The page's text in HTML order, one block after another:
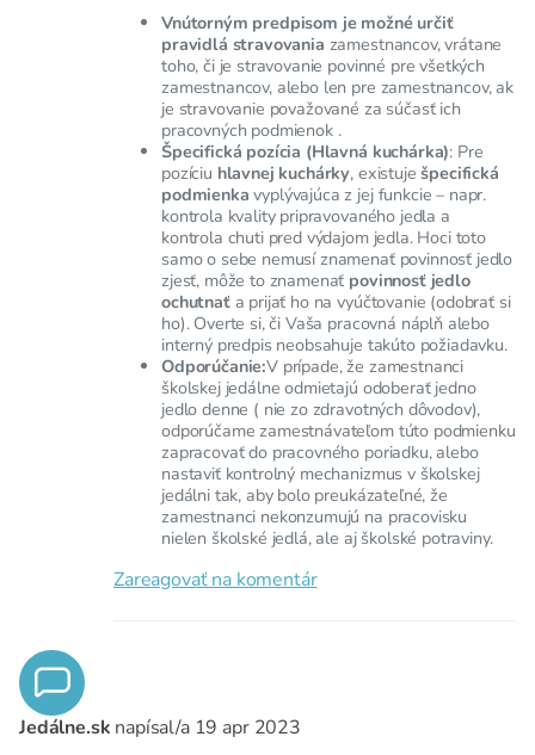
Vnútorným predpisom je možné určiť
pravidlá stravovania zamestnancov, vrátane
toho, či je stravovanie povinné pre všetkých
zamestnancov, alebo len pre zamestnancov, ak
je stravovanie považované za súčasť ich
pracovných podmienok .
Špecifická pozícia (Hlavná kuchárka): Pre
pozíciu hlavnej kuchárky, existuješpecifická
podmienka vyplývajúca z jej funkcie – napr.
kontrola kvality pripravovaného jedla a
kontrola chuti pred výdajom jedla. Hoci toto
samo o sebe nemusí znamenať povinnosť jedlo
zjesť, môže to znamenať povinnosť jedlo
ochutnaťa prijať ho na vyúčtovanie (odobrať si
ho). Overte si, či Vaša pracovná náplň alebo
interný predpis neobsahuje takúto požiadavku.
Odporúčanie:V prípade, že zamestnanci
školskej jedálne odmietajú odoberať jedno
jedlo denne ( nie zo zdravotných dôvodov),
odporúčame zamestnávateľom túto podmienku
zapracovať do pracovného poriadku, alebo
nastaviť kontrolný mechanizmus v školskej
jedálni tak, aby bolo preukázateľné, že
zamestnanci nekonzumujú na pracovisku
nielen školské jedlá, ale aj školské potraviny.
Zareagovať na komentár
Jedálne.sk napísal/a 19 apr 2023